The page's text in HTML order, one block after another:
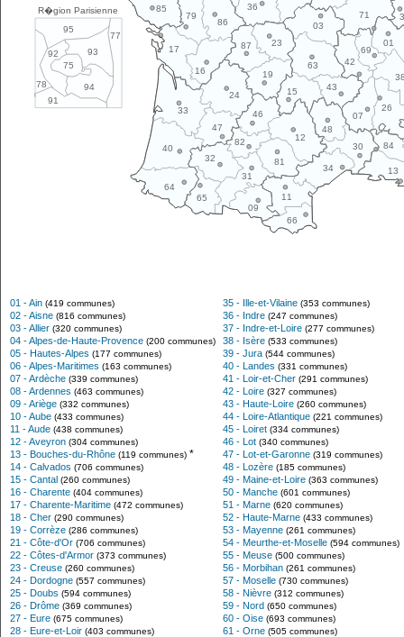
R�gion Parisienne
77
78
91
95
93
75
94
92
11
12
13
15
16
17
19
23
24
26
30
31
32
33
34
36
40
42
43
46
47
48
63
64
65
66
69
01
03
07
09
71
79
81
82 84
85
86
87
01 - Ain (419 communes)
02 - Aisne (816 communes)
03 - Allier (320 communes)
04 - Alpes-de-Haute-Provence (200 communes)
05 - Hautes-Alpes (177 communes)
06 - Alpes-Maritimes (163 communes)
07 - Ardèche (339 communes)
08 - Ardennes (463 communes)
09 - Ariège (332 communes)
10 - Aube (433 communes)
11 - Aude (438 communes)
12 - Aveyron (304 communes)
13 - Bouches-du-Rhône (119 communes) *
14 - Calvados (706 communes)
15 - Cantal (260 communes)
16 - Charente (404 communes)
17 - Charente-Maritime (472 communes)
18 - Cher (290 communes)
19 - Corrèze (286 communes)
21 - Côte-d'Or (706 communes)
22 - Côtes-d'Armor (373 communes)
23 - Creuse (260 communes)
24 - Dordogne (557 communes)
25 - Doubs (594 communes)
26 - Drôme (369 communes)
27 - Eure (675 communes)
28 - Eure-et-Loir (403 communes)
35 - Ille-et-Vilaine (353 communes)
36 - Indre (247 communes)
37 - Indre-et-Loire (277 communes)
38 - Isère (533 communes)
39 - Jura (544 communes)
40 - Landes (331 communes)
41 - Loir-et-Cher (291 communes)
42 - Loire (327 communes)
43 - Haute-Loire (260 communes)
44 - Loire-Atlantique (221 communes)
45 - Loiret (334 communes)
46 - Lot (340 communes)
47 - Lot-et-Garonne (319 communes)
48 - Lozère (185 communes)
49 - Maine-et-Loire (363 communes)
50 - Manche (601 communes)
51 - Marne (620 communes)
52 - Haute-Marne (433 communes)
53 - Mayenne (261 communes)
54 - Meurthe-et-Moselle (594 communes)
55 - Meuse (500 communes)
56 - Morbihan (261 communes)
57 - Moselle (730 communes)
58 - Nièvre (312 communes)
59 - Nord (650 communes)
60 - Oise (693 communes)
61 - Orne (505 communes)